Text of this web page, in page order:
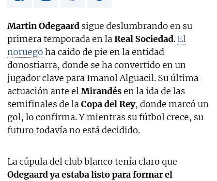
Martin Odegaard sigue deslumbrando en su
primera temporada en laReal Sociedad. El
noruego ha caído de pie en la entidad
donostiarra, donde se ha convertido en un
jugador clave para Imanol Alguacil. Su última
actuación ante elMirandésen la ida de las
semifinales de laCopa del Rey, donde marcó un
gol, lo confirma. Y mientras su fútbol crece, su
futuro todavía no está decidido.
La cúpula del club blanco tenía claro que
Odegaard ya estaba listo para formar el